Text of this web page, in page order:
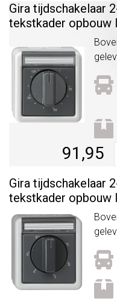
Gira tijdschakelaar
tekstkader opbouw
91,95
Gira tijdschakelaar
tekstkader opbouw